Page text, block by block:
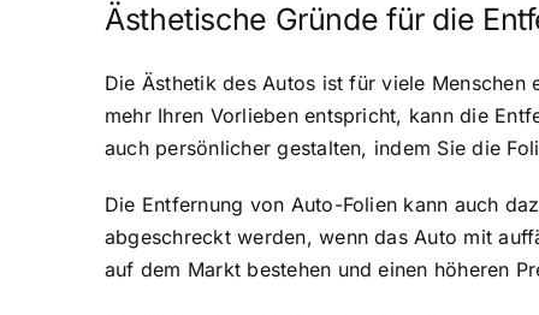
Ästhetische Gründe für die
Die Ästhetik des Autos ist für viele
mehr Ihren Vorlieben entspricht, kann die
auch persönlicher gestalten, indem Sie die
Die Entfernung von Auto-Folien kann auch
abgeschreckt werden, wenn das Auto mit
auf dem Markt bestehen und einen höheren